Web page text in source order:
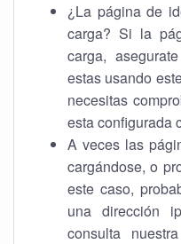
¿La página de
carga? Si la
carga,
estas usando
necesitas
esta configurada
A veces las
cargándose, o
este caso,
una dirección
consulta